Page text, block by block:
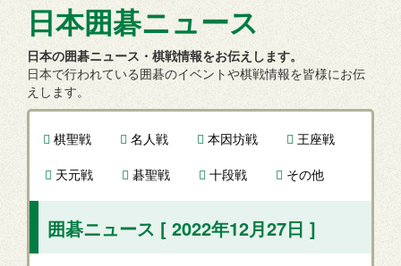
日本囲碁ニュース
日本の囲碁ニュース・棋戦情報をお伝えします。
日本で行われている囲碁のイベントや棋戦情報を皆様にお伝
えします。
棋聖戦 名人戦 本因坊戦
王座戦
天元戦
碁聖戦 十段戦 その他
囲碁ニュース [ 2022年12月27日 ]